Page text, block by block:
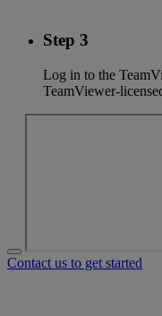
Step 3
Log in to the
TeamViewer-
Contact us to get started